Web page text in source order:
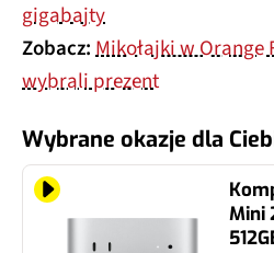
gigabajty
Zobacz:Mikołajki w
wybrali prezent
Wybrane okazje dla
Mini